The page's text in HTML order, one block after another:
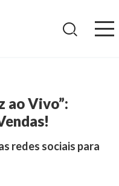
ao Vivo”:
redes sociais para